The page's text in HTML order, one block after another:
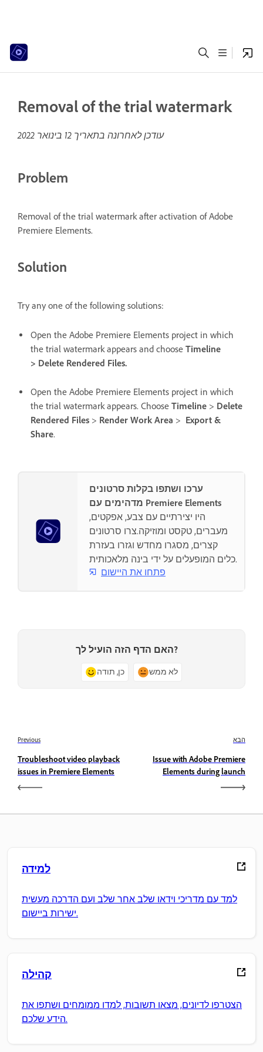
Removal of the trial watermark
עודכן לאחרונה בתאריך 12 בינואר 2022
Problem
Removal of the trial watermark after activation of Adobe
Premiere Elements.
Solution
Try any one of the following solutions:
Open the Adobe Premiere Elements project in which
the trial watermark appears and choose Timeline
> Delete Rendered Files.
Open the Adobe Premiere Elements project in which
the trial watermark appears. Choose Timeline > Delete
Rendered Files > Render Work Area > Export &
Share.
ערכו ושתפו בקלות סרטונים
מדהימים עם Premiere Elements
היו יצירתיים עם צבע, אפקטים,
מעברים, טקסט ומוזיקה.צרו סרטונים
קצרים, מסגרו מחדש וגזרו בעזרת
כלים המופעלים על ידי בינה מלאכותית.
פתחו את היישום
האם הדף הזה הועיל לך?
כן, תודה לא ממש
Previous
Troubleshoot video playback
issues in Premiere Elements
הבא
Issue with Adobe Premiere
Elements during launch
למידה
למד עם מדריכי וידאו שלב אחר שלב ועם הדרכה מעשית
ישירות ביישום.
קהילה
הצטרפו לדיונים, מצאו תשובות, למדו ממומחים ושתפו את
הידע שלכם.